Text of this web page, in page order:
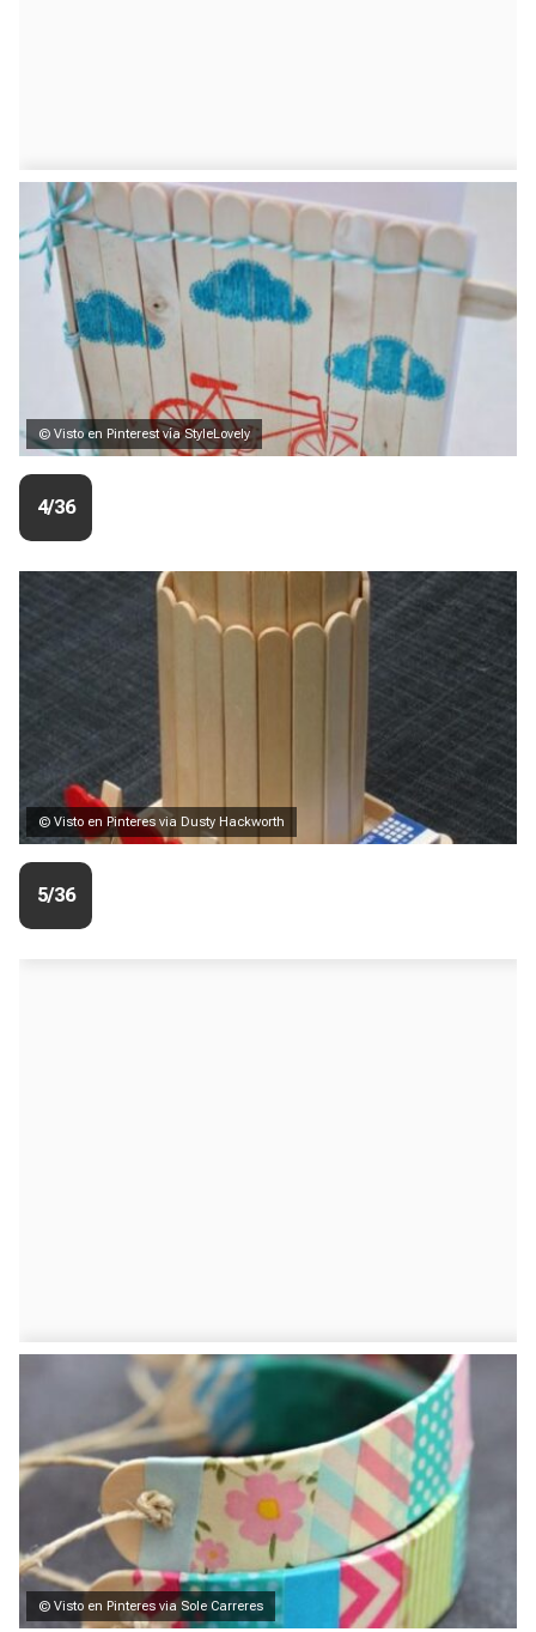
© Visto en Pinterest vía StyleLovely
4/36
© Visto en Pinteres via Dusty Hackworth
5/36
© Visto en Pinteres via Sole Carreres